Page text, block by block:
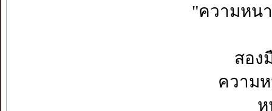
"ความหน
สอง
ความ
ห